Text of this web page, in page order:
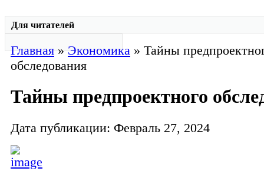
Для читателей
Главная»Экономика » Тайны
обследования
Тайны предпроектного
Дата публикации: Февраль 27, 2024